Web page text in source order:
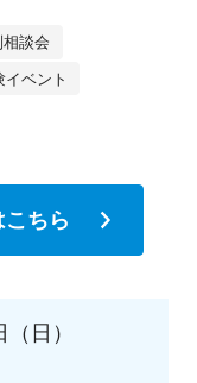
相談会
イベント
ちら
日）